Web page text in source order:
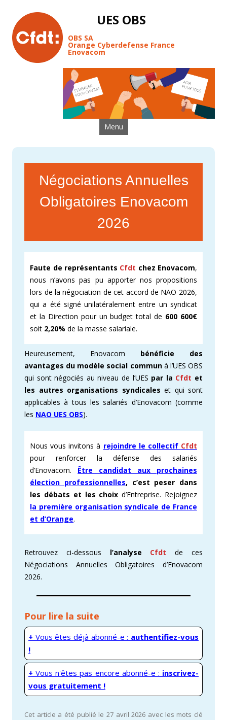
UES OBS
OBS SA
Orange Cyberdefense France
Enovacom
Menu Aller au contenu
Négociations Annuelles
Obligatoires Enovacom
2026
Faute de représentants Cfdt chez Enovacom,
nous n’avons pas pu apporter nos propositions
lors de la négociation de cet accord de NAO 2026,
qui a été signé unilatéralement entre un syndicat
et la Direction pour un budget total de 600 600€
soit 2,20% de la masse salariale.
Heureusement, Enovacom bénéficie des
avantages du modèle social communà l’UES OBS
qui sont négociés au niveau de l’UES par la Cfdt et
les autres organisations syndicales et qui sont
applicables à tous les salariés d’Enovacom (comme
les NAO UES OBS).
Nous vous invitons à rejoindre le collectif Cfdt
pour renforcer la défense des salariés
d’Enovacom. Être candidat aux prochaines
élection professionnelles, c’est peser dans
les débats et les choix d’Entreprise. Rejoignez
la première organisation syndicale de France
et d’Orange.
Retrouvez ci-dessous l’analyse Cfdtde ces
Négociations Annuelles Obligatoires d’Enovacom
2026.
Pour lire la suite
+ Vous êtes déjà abonné-e : authentifiez-vous
!
+ Vous n'êtes pas encore abonné-e : inscrivez-
vous gratuitement !
Cet article a été publié le 27 avril 2026 avec les mots clé